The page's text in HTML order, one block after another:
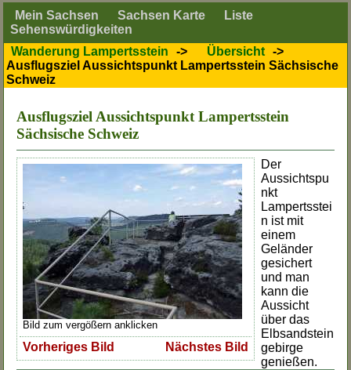
Mein Sachsen Sachsen Karte
Liste
Sehenswürdigkeiten
Wanderung Lampertsstein
-> Übersicht
->
Ausflugsziel Aussichtspunkt Lampertsstein Sächsische
Schweiz
Ausflugsziel Aussichtspunkt Lampertsstein
Sächsische Schweiz
Bild zum vergößern anklicken
Nächstes Bild
Vorheriges Bild
Der
Aussichtspu
nkt
Lampertsstei
n ist mit
einem
Geländer
gesichert
und man
kann die
Aussicht
über das
Elbsandstein
gebirge
genießen.